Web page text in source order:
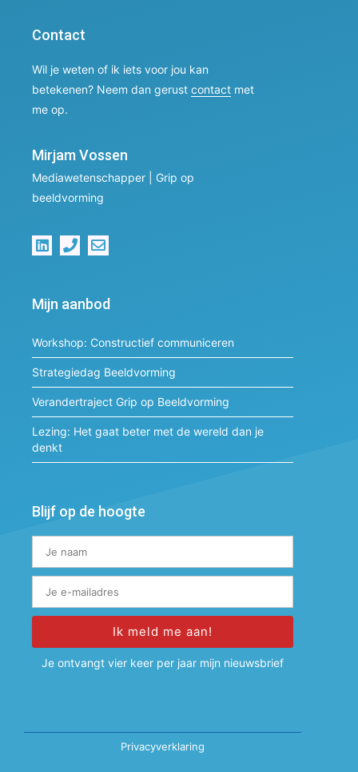
Contact
Wil je weten of ik iets voor jou kan
betekenen? Neem dan gerust contact met
me op.
Mirjam Vossen
Mediawetenschapper | Grip op
beeldvorming
Mijn aanbod
Workshop: Constructief communiceren
Strategiedag Beeldvorming
Verandertraject Grip op Beeldvorming
Lezing: Het gaat beter met de wereld dan je
denkt
Blijf op de hoogte
Ik meld me aan!
Alternative:
Je ontvangt vier keer per jaar mijn nieuwsbrief
Privacyverklaring